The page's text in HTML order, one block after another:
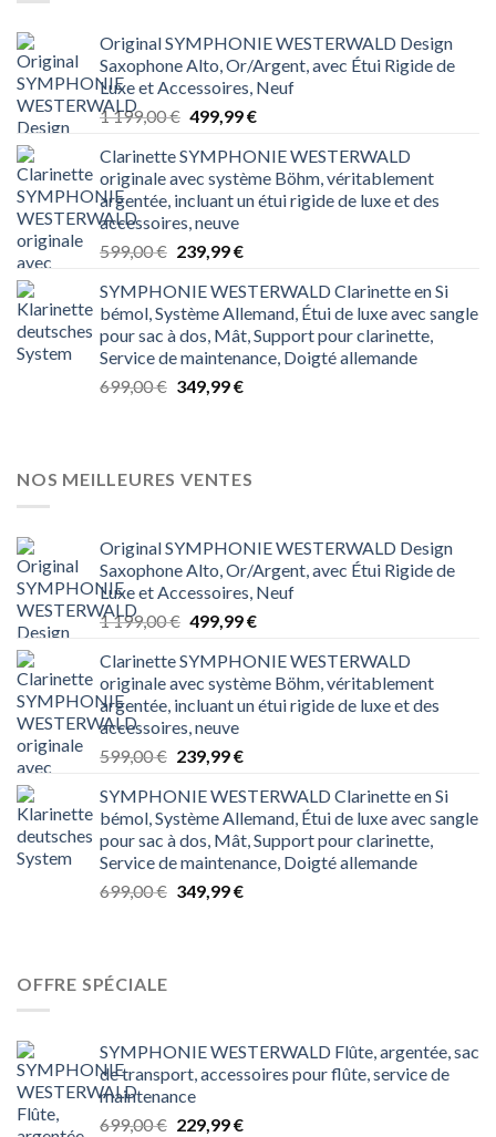
Original SYMPHONIE WESTERWALD Design
Saxophone Alto, Or/Argent, avec Étui Rigide de
Luxe et Accessoires, Neuf
1 199,00€ Le
initial
était :
1 199,00 €.
499,99€Le
actuel
est :
499,99 €.
Clarinette SYMPHONIE WESTERWALD
originale avec système Böhm, véritablement
argentée, incluant un étui rigide de luxe et des
accessoires, neuve
599,00€ Le
initial
était :
599,00 €.
239,99€Le
actuel
est :
239,99 €.
SYMPHONIE WESTERWALD Clarinette en Si
bémol, Système Allemand, Étui de luxe avec sangle
pour sac à dos, Mât, Support pour clarinette,
Service de maintenance, Doigté allemande
699,00€ Le
699,00 €.
349,99€Le
349,99 €.
NOS MEILLEURES VENTES
Original SYMPHONIE WESTERWALD Design
Saxophone Alto, Or/Argent, avec Étui Rigide de
Luxe et Accessoires, Neuf
1 199,00€ Le
initial
était :
1 199,00 €.
499,99€Le
actuel
est :
499,99 €.
Clarinette SYMPHONIE WESTERWALD
originale avec système Böhm, véritablement
argentée, incluant un étui rigide de luxe et des
accessoires, neuve
599,00€ Le
initial
était :
599,00 €.
239,99€Le
actuel
est :
239,99 €.
SYMPHONIE WESTERWALD Clarinette en Si
bémol, Système Allemand, Étui de luxe avec sangle
pour sac à dos, Mât, Support pour clarinette,
Service de maintenance, Doigté allemande
699,00€ Le
349,99€Le
OFFRE SPÉCIALE
SYMPHONIE WESTERWALD Flûte, argentée, sac
de transport, accessoires pour flûte, service de
maintenance
699,00€ Le
229,99€Le